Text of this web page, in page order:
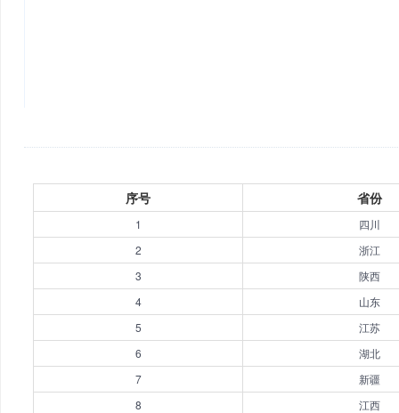
序号 省份
1
四川
2
浙江
3
陕西
4
山东
5
江苏
6
湖北
7
新疆
8
江西